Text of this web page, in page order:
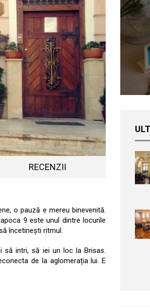
RECENZII
o pauză e mereu binevenită.
9 este unul dintre locurile
încetinești ritmul.
să intri, să iei un loc la Brisas.
de la aglomerația lui. E